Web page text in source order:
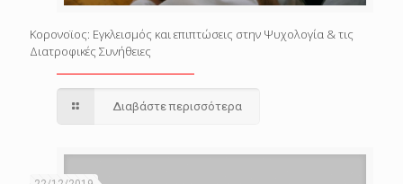
Κορονοϊος: Εγκλεισμός και επιπτώσεις στην Ψυχολογία & τις
Διατροφικές Συνήθειες
Διαβάστε περισσότερα